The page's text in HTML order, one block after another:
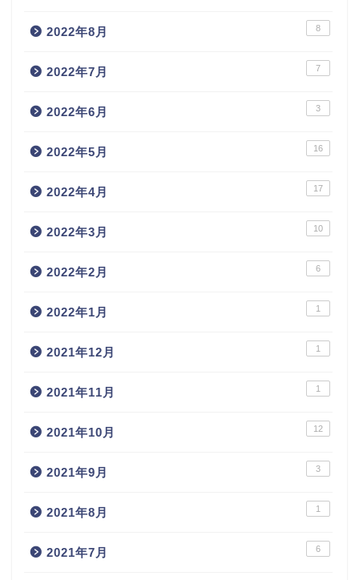
2022年8月 8
2022年7月 7
2022年6月 3
2022年5月 16
2022年4月 17
2022年3月 10
2022年2月 6
2022年1月 1
2021年12月 1
2021年11月 1
2021年10月 12
2021年9月 3
2021年8月 1
2021年7月 6